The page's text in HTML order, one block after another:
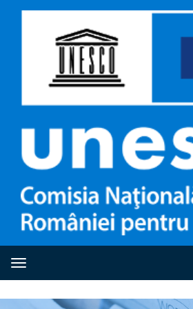
Toggle navigation